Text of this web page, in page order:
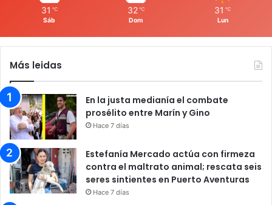
31 ℃
Sáb
32 ℃
Dom
31 ℃
Lun
Más leidas
En la justa medianía el combate
prosélito entre Marín y Gino
Hace 7 días
Estefanía Mercado actúa con firmeza
contra el maltrato animal; rescata seis
seres sintientes en Puerto Aventuras
Hace 7 días